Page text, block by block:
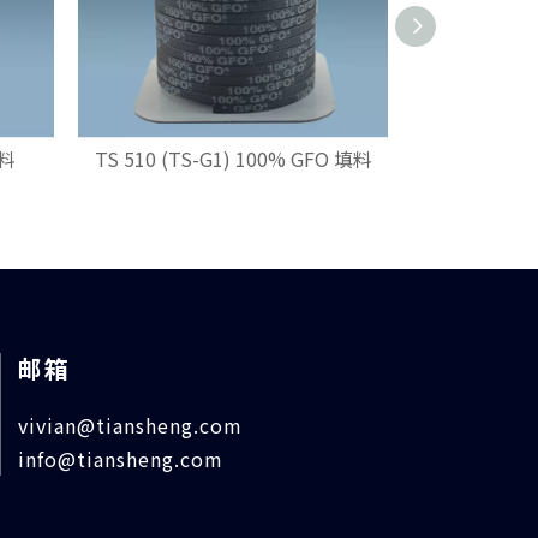
TS 510 (TS-G1) 100% GFO 填料
邮箱
vivian@tiansheng.com
info@tiansheng.com